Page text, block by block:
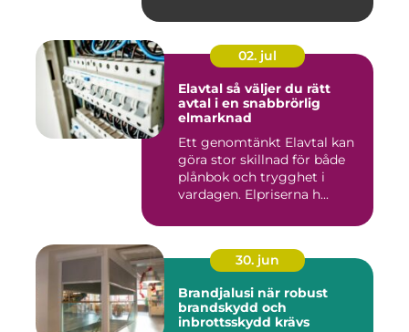
02. jul
Elavtal så väljer du rätt
avtal i en snabbrörlig
elmarknad
Ett genomtänkt Elavtal kan
göra stor skillnad för både
plånbok och trygghet i
vardagen. Elpriserna h...
30. jun
Brandjalusi när robust
brandskydd och
inbrottsskydd krävs